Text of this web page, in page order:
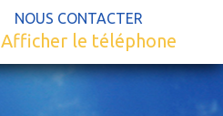
NOUS CONTACTER
Afficher le téléphone